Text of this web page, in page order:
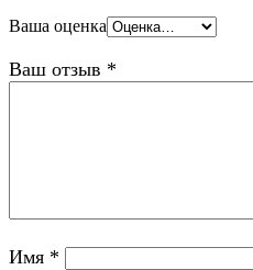
Ваша оценка
Ваш отзыв *
Имя *